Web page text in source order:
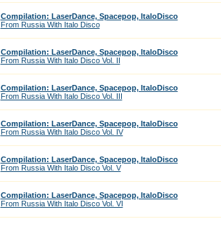
Compilation: LaserDance, Spacepop, ItaloDisco
From Russia With Italo Disco
Compilation: LaserDance, Spacepop, ItaloDisco
From Russia With Italo Disco Vol. II
Compilation: LaserDance, Spacepop, ItaloDisco
From Russia With Italo Disco Vol. III
Compilation: LaserDance, Spacepop, ItaloDisco
From Russia With Italo Disco Vol. IV
Compilation: LaserDance, Spacepop, ItaloDisco
From Russia With Italo Disco Vol. V
Compilation: LaserDance, Spacepop, ItaloDisco
From Russia With Italo Disco Vol. VI